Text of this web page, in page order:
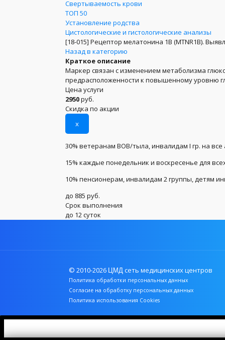
Свертываемость крови
ТОП 50
Установление родства
Цистологические и гистологические анализы
[18-015] Рецептор мелатонина 1B (MTNR1B).
Назад в категорию
Краткое описание
Маркер связан с изменением метаболизма
предрасположенности к повышенному уровню
Цена услуги
2950руб.
Скидка по акции
x
30% ветеранам ВОВ/тыла, инвалидам I гр. на
15% каждые понедельник и воскресенье для
10% пенсионерам, инвалидам 2 группы, детям
до 885 руб.
Срок выполнения
до 12 суток
© 2010-2026 ЦМД сеть медицинских центров
Политика обработки персональных данных
Согласие на обработку персональных данных
Политика использования Cookies